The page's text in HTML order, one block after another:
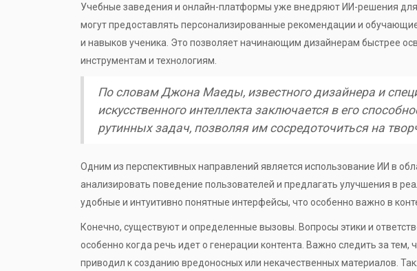
Учебные заведения и онлайн-платформы уже внедряют ИИ-решения
могут предоставлять персонализированные рекомендации и
и навыков ученика. Это позволяет начинающим дизайнерам быстрее
инструментам и технологиям.
По словам Джона Маеды, известного дизайнера и
искусственного интеллекта заключается в его
рутинных задач, позволяя им сосредоточиться на
Одним из перспективных направлений является использование ИИ в
анализировать поведение пользователей и предлагать улучшения в
удобные и интуитивно понятные интерфейсы, что особенно важно в
Конечно, существуют и определенные вызовы. Вопросы этики и
особенно когда речь идет о генерации контента. Важно следить за тем,
приводил к созданию вредоносных или некачественных материалов.